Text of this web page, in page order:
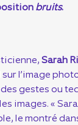
bruits.
Sarah
l’image
gestes ou
images. «
le montré